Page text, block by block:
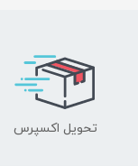
تحویل اکسپرس